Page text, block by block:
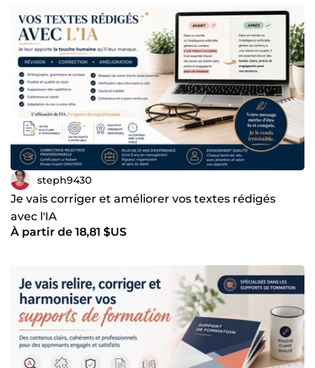
steph9430
Je vais corriger et améliorer vos textes rédigés
avec l'IA
À partir de 18,81 $US